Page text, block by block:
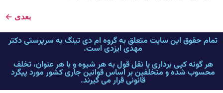
بعدی ←
تمام حقوق این سایت متعلق به گروه ام دی تینگ به سرپرستی دکتر
مهدی ایزدی است.
هر گونه کپی برداری یا نقل قول به هر شیوه و با هر عنوان، تخلف
محسوب شده و متخلفین بر اساس قوانین جاری کشور مورد پیگرد
قانونی قرار می گیرند.